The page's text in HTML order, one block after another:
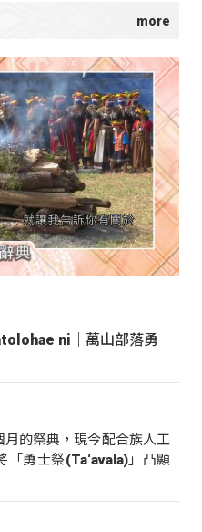
ni｜萬山部落勇
的祭典，現今配合族人工
「勇士祭(Ta‘avala)」凸顯